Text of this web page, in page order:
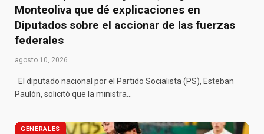
Monteoliva que dé explicaciones en
Diputados sobre el accionar de las fuerzas
federales
agosto 10, 2026
El diputado nacional por el Partido Socialista (PS), Esteban
Paulón, solicitó que la ministra…
GENERALES